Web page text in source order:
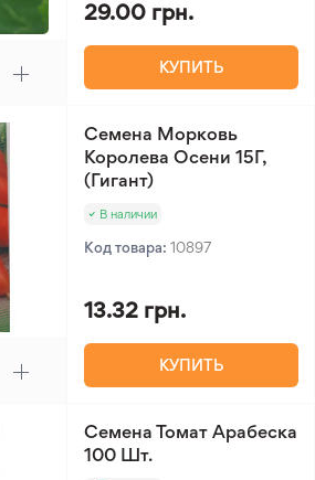
29.00 грн.
КУПИТЬ
Семена Морковь
Королева Осени 15Г,
(Гигант)
В наличии
Код товара: 10897
13.32 грн.
КУПИТЬ
Семена Томат Арабеска
100 Шт.